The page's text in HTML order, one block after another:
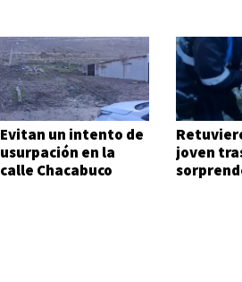
Evitan un intento de
usurpación en la
calle Chacabuco
joven